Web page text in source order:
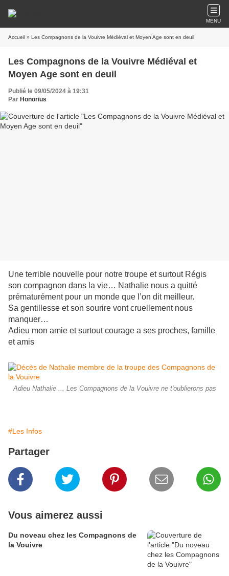
MENU
Accueil » Les Compagnons de la Vouivre Médiéval et Moyen Age sont en deuil
Les Compagnons de la Vouivre Médiéval et
Moyen Age sont en deuil
Publié le 09/05/2024 à 19:31
Par Honorius
Une terrible nouvelle pour notre troupe et surtout Régis
son compagnon dans la vie… Nathalie nous a quitté
prématurément pour un monde que l’on dit meilleur.
Sa gentillesse et son sourire vont cruellement nous
manquer…
Adieu mon amie et surtout courage a ses proches, famille
et amis
Adieu Nathalie ... Les Compagnons de la Vouivre ne t'oublierons pas
#Les Infos
Partager
Vous aimerez aussi
Du noveau chez les Compagnons de
la Vouivre